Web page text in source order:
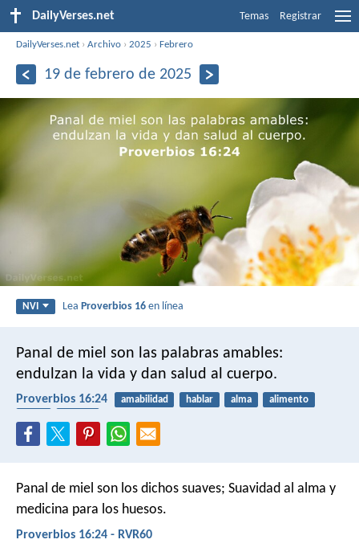
DailyVerses.net Temas Registrar
DailyVerses.net ›Archivo ›2025 ›Febrero
19 de febrero de 2025
NVI LeaProverbios 16 en línea
Panal de miel son las palabras amables:
endulzan la vida y dan salud al cuerpo.
Proverbios 16:24 amabilidad hablar alma
alimento
Panal de miel son los dichos suaves; Suavidad al alma y
medicina para los huesos.
Proverbios 16:24 - RVR60